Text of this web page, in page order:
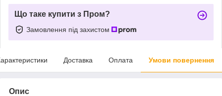
Що таке купити з Пром?
Замовлення під захистом
Доставка Оплата Умови повернення
Опис